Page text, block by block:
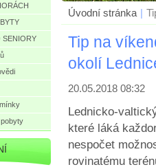
Úvodní stránka
Tip na
okolí
20.05.2018 08:32
Lednicko-
které láká
nespočet
rovinatému
SENIORY